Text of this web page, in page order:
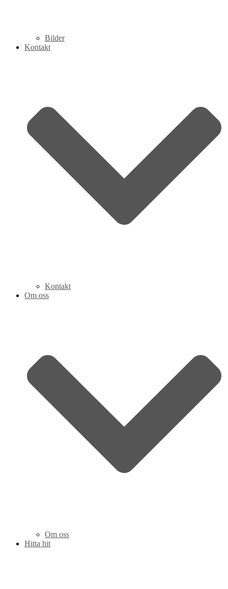
Bilder
Kontakt
Kontakt
Om oss
Om oss
Hitta hit